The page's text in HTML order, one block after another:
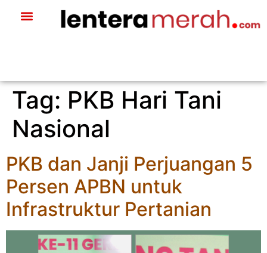
Tag: PKB Hari Tani
Nasional
PKB dan Janji Perjuangan 5
Persen APBN untuk
Infrastruktur Pertanian